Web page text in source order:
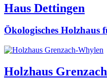
Haus Dettingen
Ökologisches Holzhaus
Holzhaus